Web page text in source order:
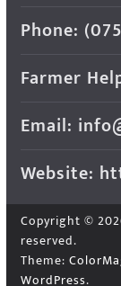
Phone:
Farmer
Email:
Website:
Copyright ©
reserved.
Theme:
WordPress.